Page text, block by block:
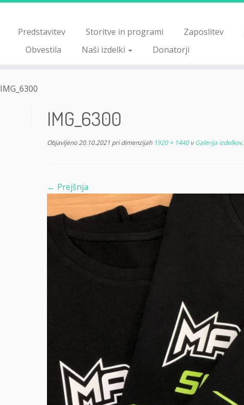
Predstavitev Storitve in programi Zaposlitev
Obvestila
Naši izdelki Donatorji
IMG_6300
IMG_6300
Objavljeno20.10.2021 pri dimenzijah1920 × 1440vGalerija izdelkov.
← Prejšnja